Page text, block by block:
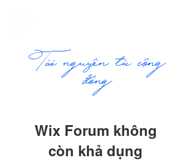
​Tài nguyên từ cộng
đồng
Wix Forum không
còn khả dụng